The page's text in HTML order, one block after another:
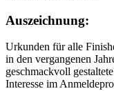
Auszeichnung:
Urkunden für alle
in den vergangenen
geschmackvoll
Interesse im